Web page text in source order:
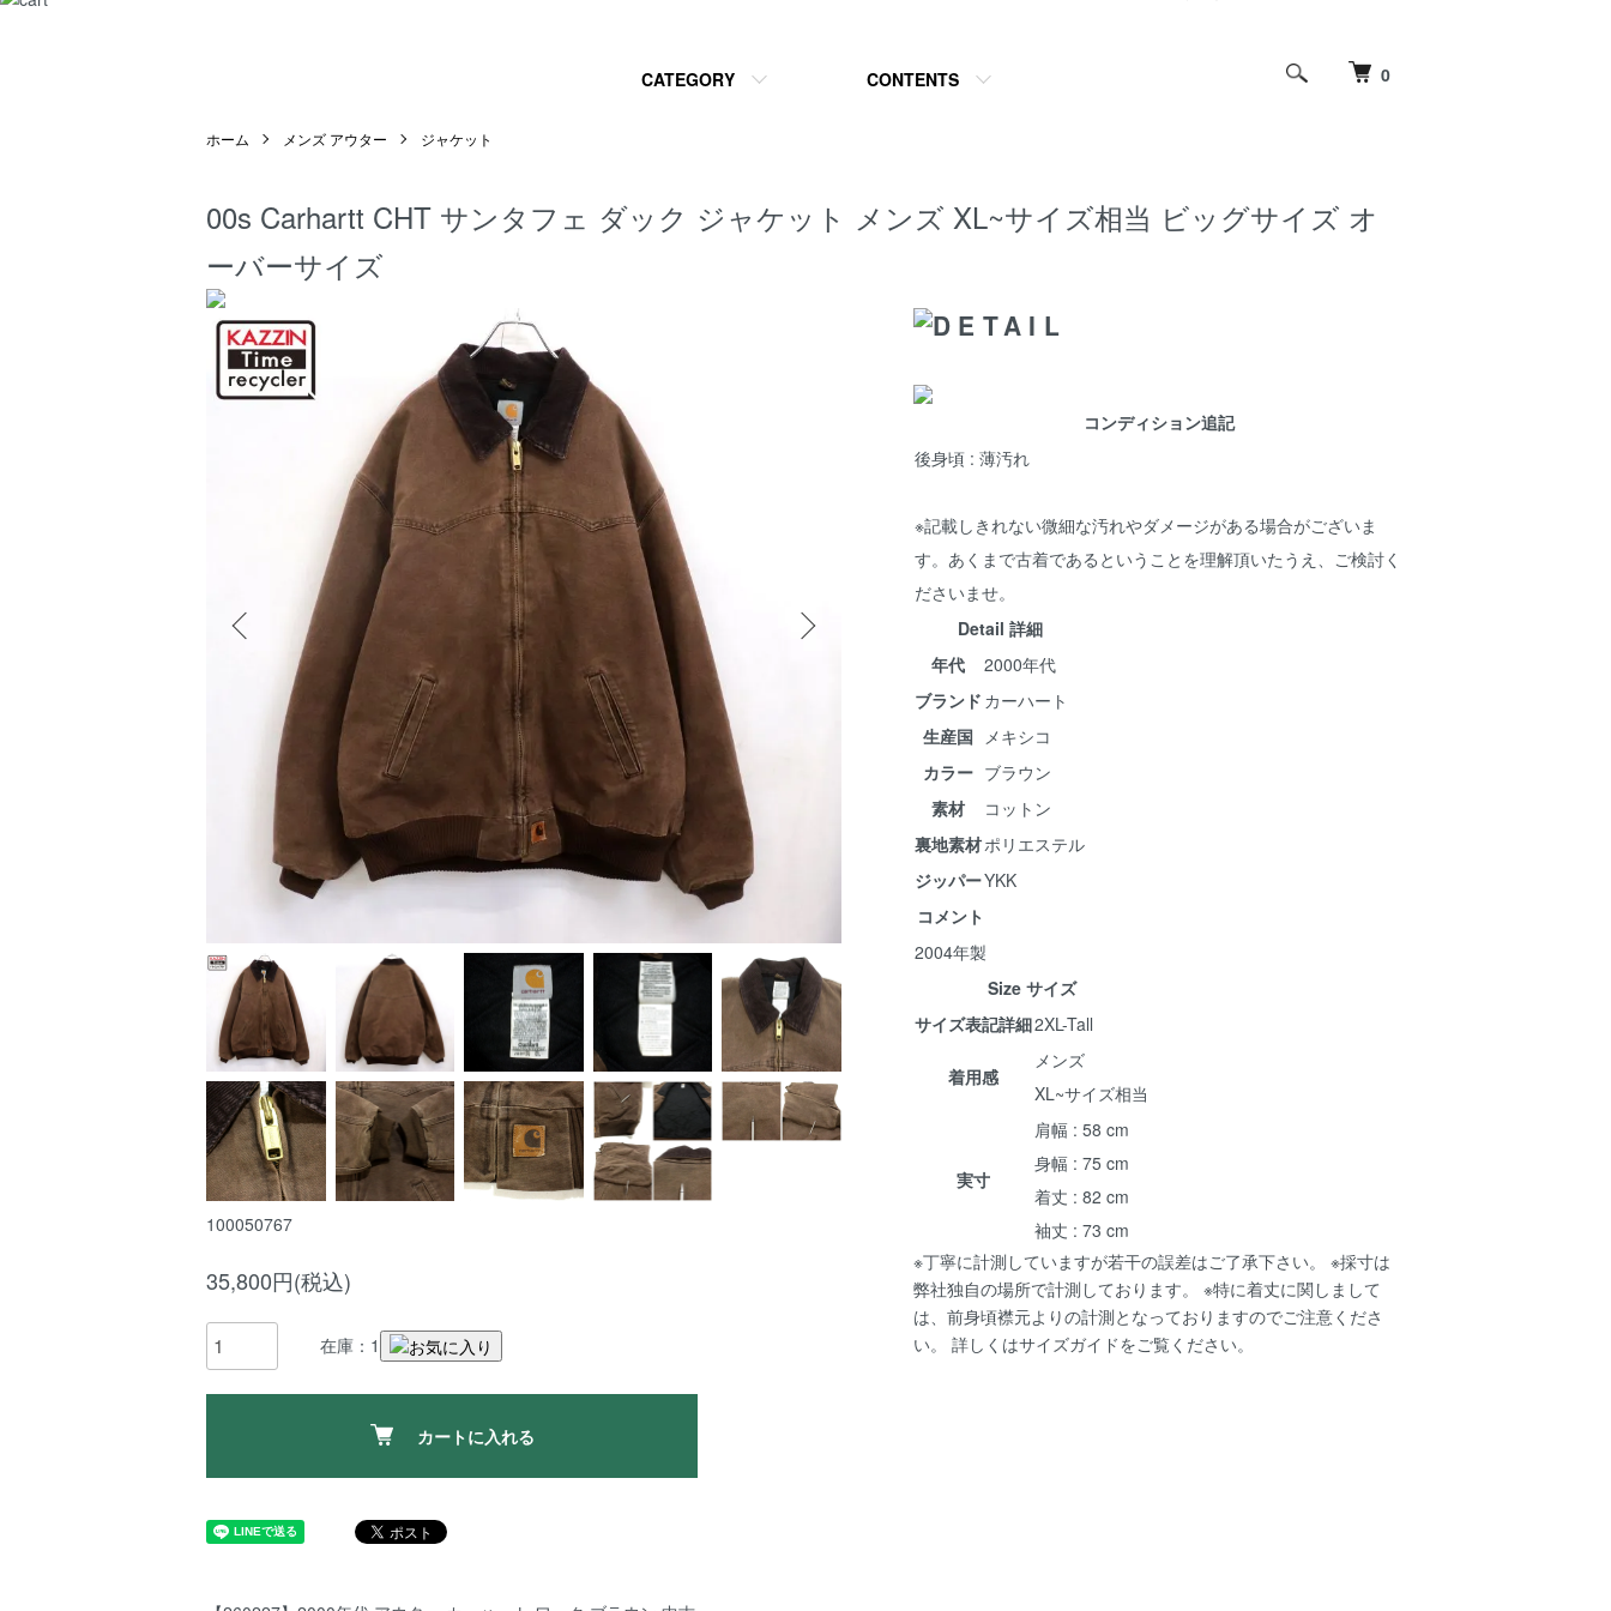
0
CATEGORY CONTENTS
ホーム メンズ アウター ジャケット
00s Carhartt CHT サンタフェ ダック ジャケット メンズ XL~サイズ相当 ビッグサイズ オ
ーバーサイズ
100050767
35,800円(税込)
在庫：1
カートに入れる
コンディション追記
後身頃 : 薄汚れ
※記載しきれない微細な汚れやダメージがある場合がございま
す。あくまで古着であるということを理解頂いたうえ、ご検討く
ださいませ。
Detail 詳細
年代
2000年代
ブランド カーハート
生産国
メキシコ
カラー ブラウン
素材
コットン
裏地素材ポリエステル
ジッパーYKK
コメント
2004年製
Size サイズ
サイズ表記詳細2XL-Tall
着用感
メンズ
XL~サイズ相当
実寸
肩幅 : 58 cm
身幅 : 75 cm
着丈 : 82 cm
袖丈 : 73 cm
※丁寧に計測していますが若干の誤差はご了承下さい。 ※採寸は
弊社独自の場所で計測しております。 ※特に着丈に関しまして
は、前身頃襟元よりの計測となっておりますのでご注意くださ
い。 詳しくはサイズガイドをご覧ください。